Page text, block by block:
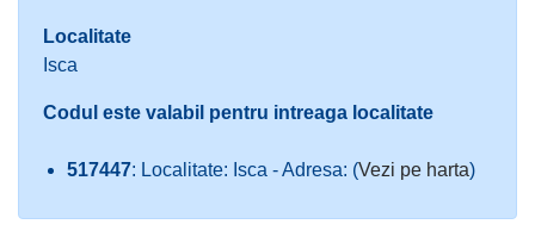
Localitate
Isca
Codul este valabil pentru intreaga localitate
517447: Localitate: Isca - Adresa: (Vezi pe harta)